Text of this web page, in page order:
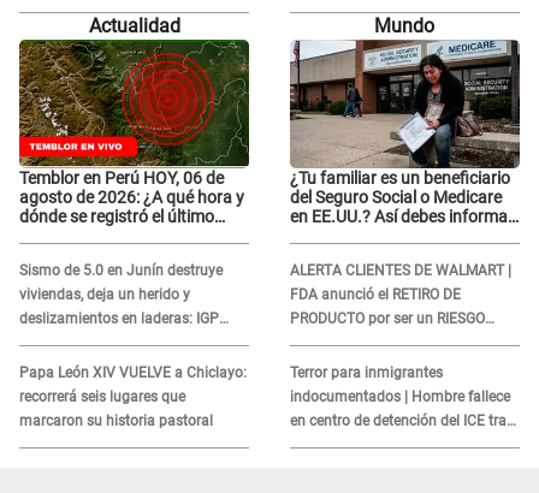
EDITADOS: "Yo tengo sus dos
EDITADOS: "Yo tengo sus dos
Actualidad
Temblor en Perú HOY, 06 de
agosto de 2026: ¿A qué hora y
dónde se registró el último
Sismo de 5.0 en Junín destruye
viviendas, deja un herido y
deslizamientos en laderas: IGP
alerta sobre posibles réplicas
Papa León XIV VUELVE a Chiclayo:
recorrerá seis lugares que
marcaron su historia pastoral
Mundo
¿Tu familiar es un beneficiario
del Seguro Social o Medicare
en EE.UU.? Así debes informar
ALERTA CLIENTES DE WALMART |
FDA anunció el RETIRO DE
PRODUCTO por ser un RIESGO
MORTAL para consumidores: ¿Cuál
es?
Terror para inmigrantes
indocumentados | Hombre fallece
en centro de detención del ICE tras
sufrir una "emergencia médica"